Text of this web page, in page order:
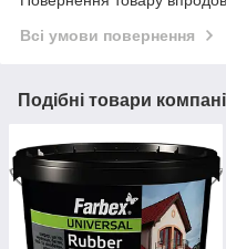
Всі умови повернення
Подібні товари